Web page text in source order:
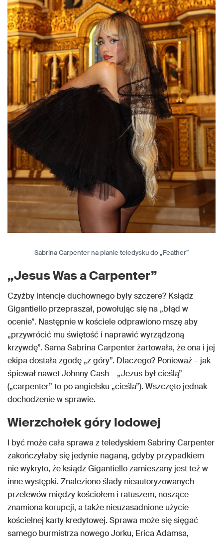
Sabrina Carpenter na planie teledysku do „Feather”
„Jesus Was a Carpenter”
Czyżby intencje duchownego były szczere? Ksiądz
Gigantiello przepraszał, powołując się na „błąd w
ocenie”. Następnie w kościele odprawiono mszę aby
„przywrócić mu świętość i naprawić wyrządzoną
krzywdę”. Sama Sabrina Carpenter żartowała, że ona i jej
ekipa dostała zgodę „z góry”. Dlaczego? Ponieważ – jak
śpiewał nawet Johnny Cash – „Jezus był cieślą”
(„carpenter” to po angielsku „cieśla”). Wszczęto jednak
dochodzenie w sprawie.
Wierzchołek góry lodowej
I być może cała sprawa z teledyskiem Sabriny Carpenter
zakończyłaby się jedynie naganą, gdyby przypadkiem
nie wykryto, że ksiądz Gigantiello zamieszany jest też w
inne występki. Znaleziono ślady nieautoryzowanych
przelewów między kościołem i ratuszem, noszące
znamiona korupcji, a także nieuzasadnione użycie
kościelnej karty kredytowej. Sprawa może się sięgać
samego burmistrza nowego Jorku, Erica Adamsa,